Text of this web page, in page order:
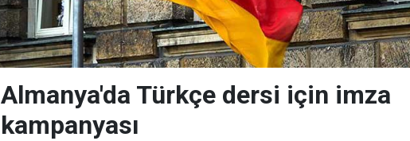
Almanya'da Türkçe dersi için imza
kampanyası